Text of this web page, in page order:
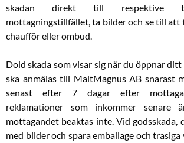
skadan direkt till respektive
mottagningstillfället, ta bilder och se till att
chaufför eller ombud.
Dold skada som visar sig när du öppnar
ska anmälas till MaltMagnus AB snarast
senast efter 7 dagar efter
reklamationer som inkommer senare
mottagandet beaktas inte. Vid godsskada,
med bilder och spara emballage och